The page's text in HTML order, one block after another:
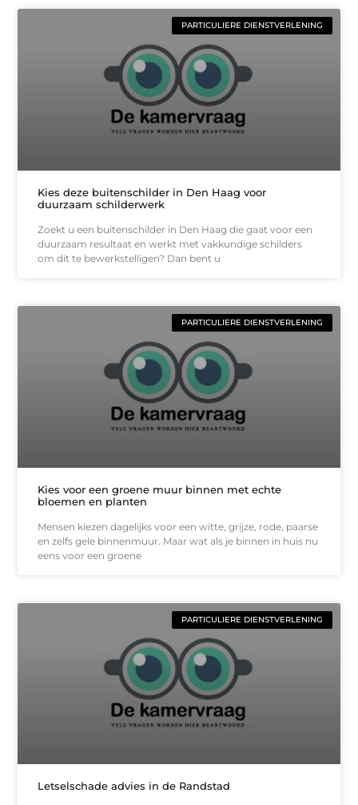
PARTICULIERE DIENSTVERLENING
Kies deze buitenschilder in Den Haag voor
duurzaam schilderwerk
Zoekt u een buitenschilder in Den Haag die gaat voor een
duurzaam resultaat en werkt met vakkundige schilders
om dit te bewerkstelligen? Dan bent u
PARTICULIERE DIENSTVERLENING
Kies voor een groene muur binnen met echte
bloemen en planten
Mensen kiezen dagelijks voor een witte, grijze, rode, paarse
en zelfs gele binnenmuur. Maar wat als je binnen in huis nu
eens voor een groene
PARTICULIERE DIENSTVERLENING
Letselschade advies in de Randstad